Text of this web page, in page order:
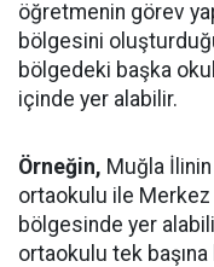
öğretmenin görev
bölgesini
bölgedeki başka
içinde yer alabilir.
Örneğin, Muğla
ortaokulu ile
bölgesinde yer
ortaokulu tek